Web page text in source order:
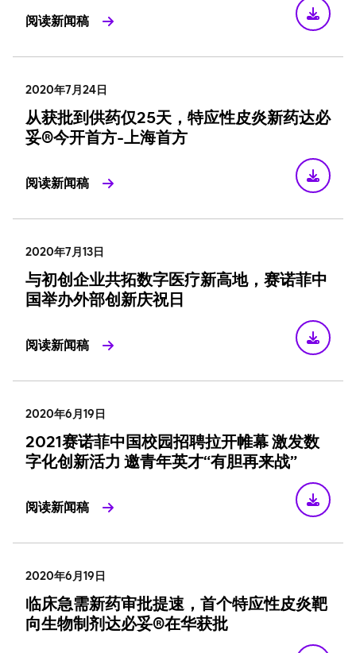
阅读新闻稿
2020年7月24日
从获批到供药仅25天，特应性皮炎新药达必
妥®今开首方-上海首方
阅读新闻稿
2020年7月13日
与初创企业共拓数字医疗新高地，赛诺菲中
国举办外部创新庆祝日
阅读新闻稿
2020年6月19日
2021赛诺菲中国校园招聘拉开帷幕 激发数
字化创新活力 邀青年英才“有胆再来战”
阅读新闻稿
2020年6月19日
临床急需新药审批提速，首个特应性皮炎靶
向生物制剂达必妥®在华获批